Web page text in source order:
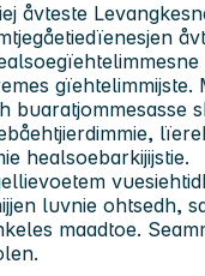
åvteste
gïehtelimmijste.
buaratjommesasse
healsoebarkijijstie.
luvnie ohtsedh,
maadtoe.